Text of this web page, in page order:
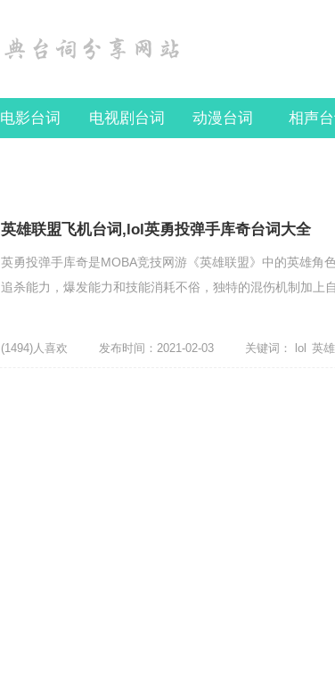
电影台词 电视剧台词 动漫台词 相声台
英雄联盟飞机台词,lol英勇投弹手库奇台词大全
英勇投弹手库奇是MOBA竞技网游《英雄联盟》中的英雄角
追杀能力，爆发能力和技能消耗不俗，独特的混伤机制加上自
(1494)人喜欢 发布时间：2021-02-03 关键词： lol 英